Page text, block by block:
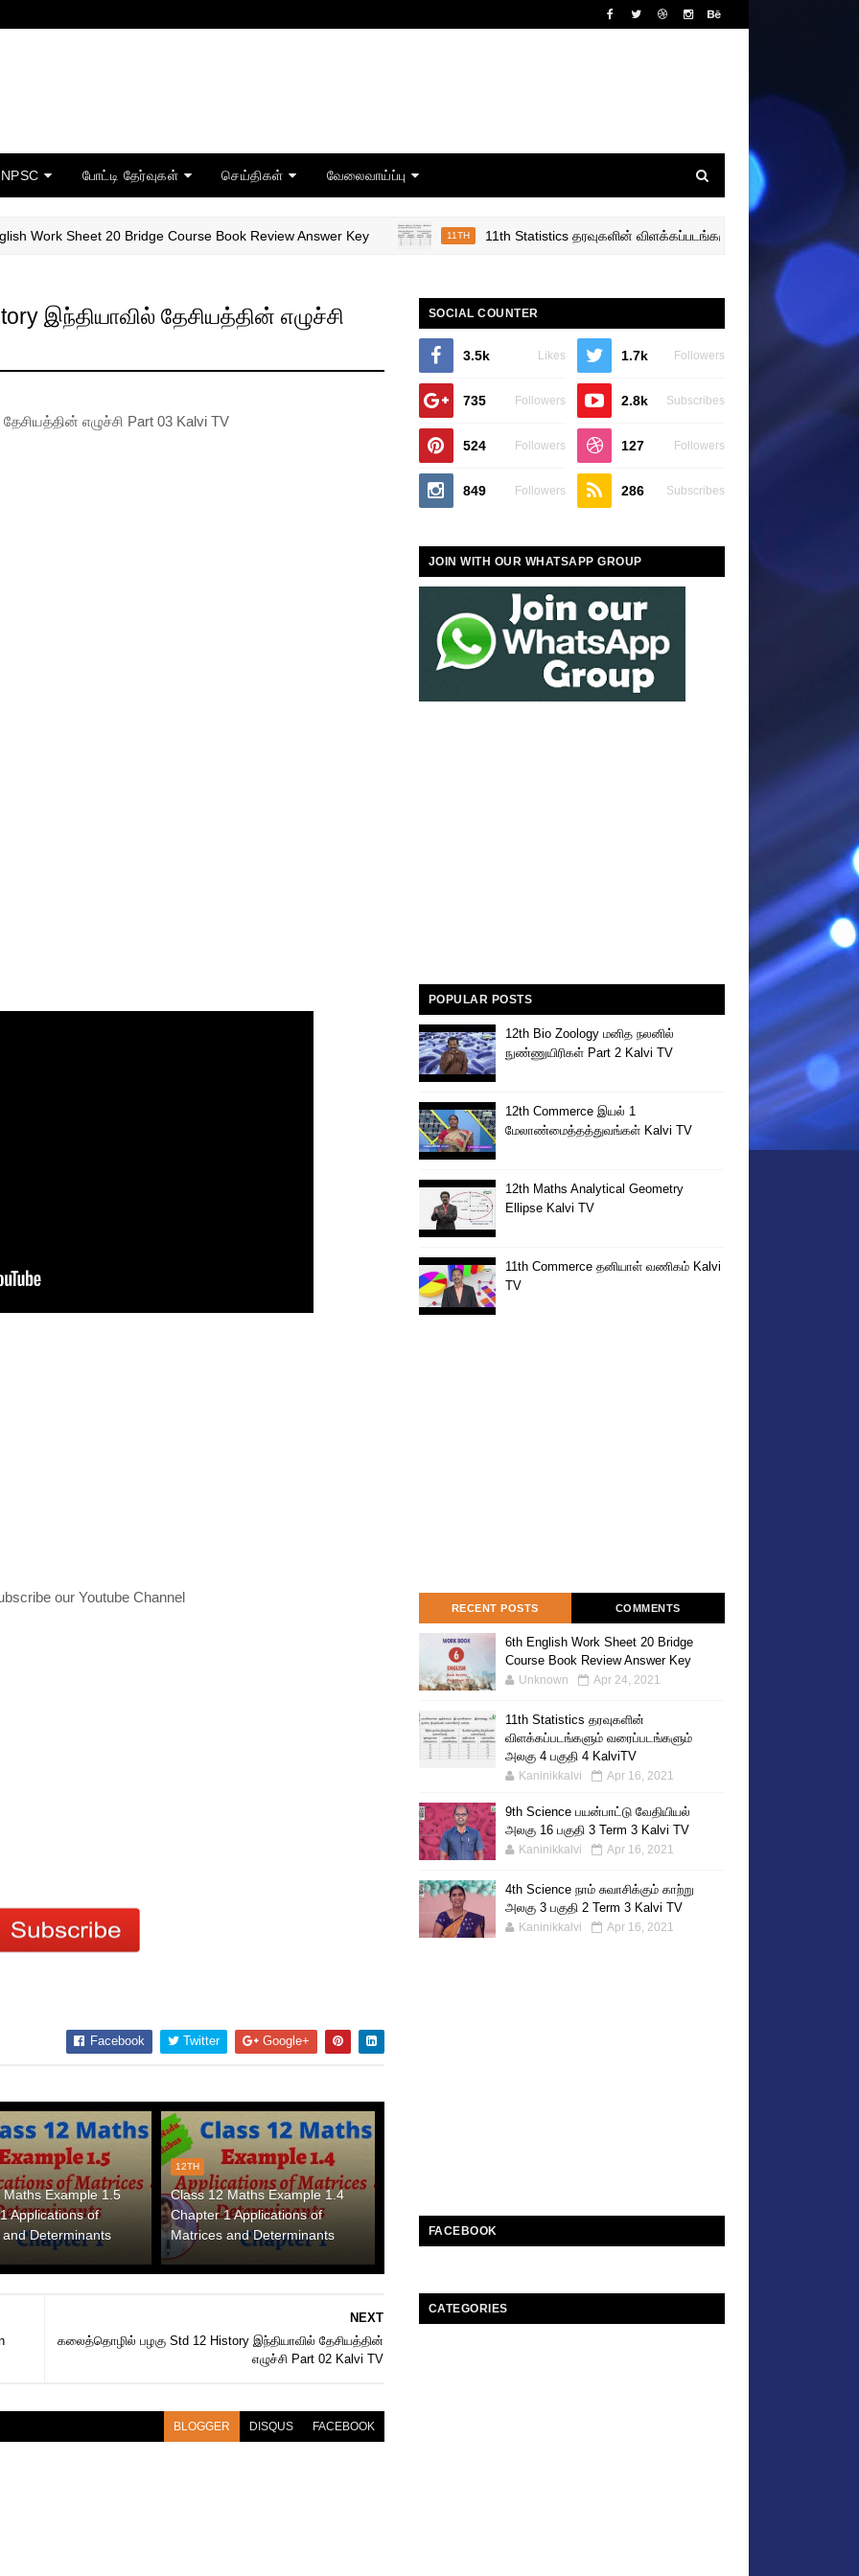
போட்டி தேர்வுகள் செய்திகள் வேலைவாய்ப்பு
Sheet 20 Bridge Course Book Review Answer Key 11TH 11th Statistics தரவுகளின் விளக்கப்படங்களும் வரைப்படங்களும் அலகு 4
இந்தியாவில் தேசியத்தின் எழுச்சி
எழுச்சி Part 03 Kalvi TV
our Youtube Channel
Facebook Twitter Google+
Maths Example 1.5
Applications of
and Determinants
12TH
Class 12 Maths Example 1.4
Chapter 1 Applications of
Matrices and Determinants
NEXT
கலைத்தொழில் பழகு Std 12 History இந்தியாவில் தேசியத்தின்
எழுச்சி Part 02 Kalvi TV
BLOGGER DISQUS FACEBOOK
SOCIAL COUNTER
3.5k Likes 1.7k Followers
735 Followers 2.8k Subscribes
524 Followers 127 Followers
849 Followers 286 Subscribes
JOIN WITH OUR WHATSAPP GROUP
POPULAR POSTS
12th Bio Zoology மனித நலனில்
நுண்ணுயிரிகள் Part 2 Kalvi TV
12th Commerce இயல் 1
மேலாண்மைத்தத்துவங்கள் Kalvi TV
12th Maths Analytical Geometry
Ellipse Kalvi TV
11th Commerce தனியாள் வணிகம் Kalvi
TV
RECENT POSTS COMMENTS
6th English Work Sheet 20 Bridge
Course Book Review Answer Key
Unknown Apr 24, 2021
11th Statistics தரவுகளின்
விளக்கப்படங்களும் வரைப்படங்களும்
அலகு 4 பகுதி 4 KalviTV
Kaninikkalvi Apr 16, 2021
9th Science பயன்பாட்டு வேதியியல்
அலகு 16 பகுதி 3 Term 3 Kalvi TV
Kaninikkalvi Apr 16, 2021
4th Science நாம் சுவாசிக்கும் காற்று
அலகு 3 பகுதி 2 Term 3 Kalvi TV
Kaninikkalvi Apr 16, 2021
FACEBOOK
CATEGORIES